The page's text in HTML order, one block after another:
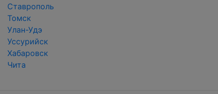
Ставрополь
Томск
Улан-Удэ
Уссурийск
Хабаровск
Чита